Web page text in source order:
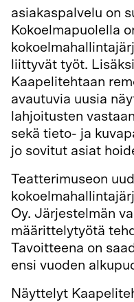
asiakaspalvelu on
Kokoelmapuolella
liittyvät työt.
Kaapelitehtaan
avautuvia uusia
lahjoitusten
sekä tieto- ja
jo sovitut asiat
Teatterimuseon
Oy. Järjestelmän
määrittelytyötä
Tavoitteena on
ensi vuoden
Näyttelyt